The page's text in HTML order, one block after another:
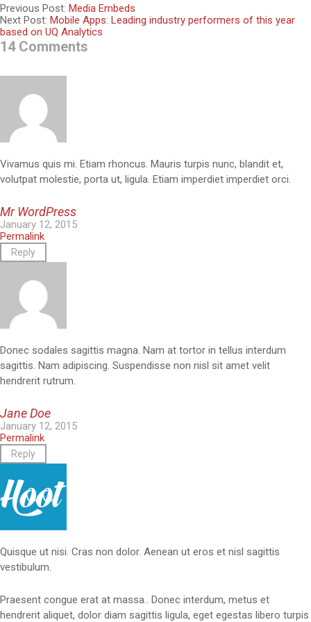
2018-
09-
19
Previous Post: Media Embeds
Next Post: Mobile Apps: Leading industry performers of this year
based on UQ Analytics
14 Comments
Vivamus quis mi. Etiam rhoncus. Mauris turpis nunc, blandit et,
volutpat molestie, porta ut, ligula. Etiam imperdiet imperdiet orci.
Mr WordPress
January 12, 2015
Permalink
Reply
Donec sodales sagittis magna. Nam at tortor in tellus interdum
sagittis. Nam adipiscing. Suspendisse non nisl sit amet velit
hendrerit rutrum.
Jane Doe
January 12, 2015
Permalink
Reply
Quisque ut nisi. Cras non dolor. Aenean ut eros et nisl sagittis
vestibulum.
Praesent congue erat at massa.. Donec interdum, metus et
hendrerit aliquet, dolor diam sagittis ligula, eget egestas libero turpis